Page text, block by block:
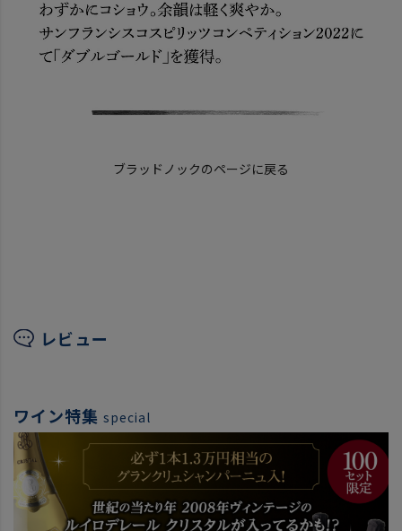
ブラッドノックのページに戻る
レビュー
ワイン特集 special